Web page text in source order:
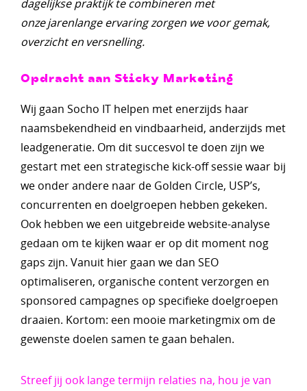
dagelijkse praktijk te combineren met
onze jarenlange ervaring zorgen we voor gemak,
overzicht en versnelling. ​
Opdracht aan Sticky Marketing
Wij gaan Socho IT helpen met enerzijds haar
naamsbekendheid en vindbaarheid, anderzijds met
leadgeneratie. Om dit succesvol te doen zijn we
gestart met een strategische kick-off sessie waar bij
we onder andere naar de Golden Circle, USP’s,
concurrenten en doelgroepen hebben gekeken.
Ook hebben we een uitgebreide website-analyse
gedaan om te kijken waar er op dit moment nog
gaps zijn. Vanuit hier gaan we dan SEO
optimaliseren, organische content verzorgen en
sponsored campagnes op specifieke doelgroepen
draaien. Kortom: een mooie marketingmix om de
gewenste doelen samen te gaan behalen.
Streef jij ook lange termijn relaties na, hou je van